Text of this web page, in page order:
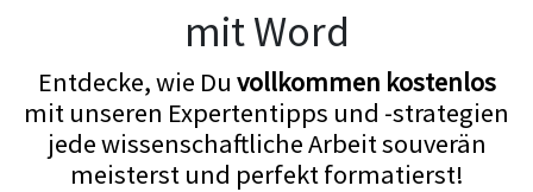
mit Word
Entdecke, wie Du vollkommen kostenlos
mit unseren Expertentipps und -strategien
jede wissenschaftliche Arbeit souverän
meisterst und perfekt formatierst!